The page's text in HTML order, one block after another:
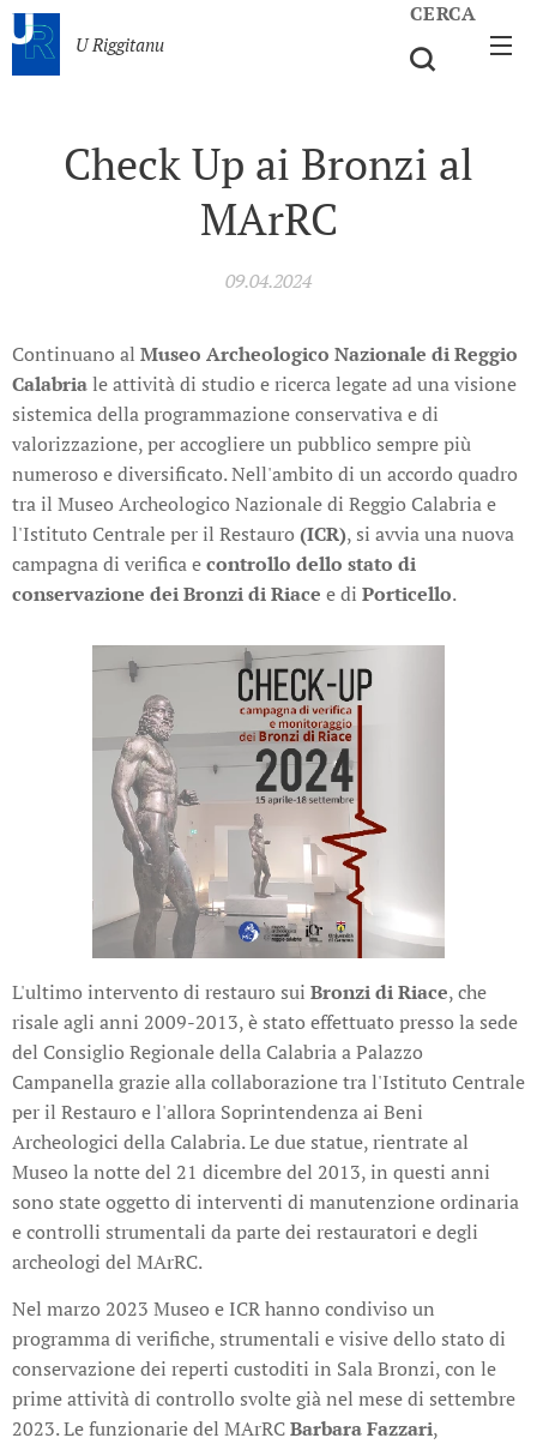
U Riggitanu
CERCA
Check Up ai Bronzi al
MArRC
09.04.2024
Continuano al Museo Archeologico Nazionale di Reggio
Calabriale attività di studio e ricerca legate ad una visione
sistemica della programmazione conservativa e di
valorizzazione, per accogliere un pubblico sempre più
numeroso e diversificato. Nell'ambito di un accordo quadro
tra il Museo Archeologico Nazionale di Reggio Calabria e
l'Istituto Centrale per il Restauro (ICR), si avvia una nuova
campagna di verifica econtrollo dello stato di
conservazione dei Bronzi di Riace e di Porticello.
L'ultimo intervento di restauro sui Bronzi di Riace, che
risale agli anni 2009-2013, è stato effettuato presso la sede
del Consiglio Regionale della Calabria a Palazzo
Campanella grazie alla collaborazione tra l'Istituto Centrale
per il Restauro e l'allora Soprintendenza ai Beni
Archeologici della Calabria. Le due statue, rientrate al
Museo la notte del 21 dicembre del 2013, in questi anni
sono state oggetto di interventi di manutenzione ordinaria
e controlli strumentali da parte dei restauratori e degli
archeologi del MArRC.
Nel marzo 2023 Museo e ICR hanno condiviso un
programma di verifiche, strumentali e visive dello stato di
conservazione dei reperti custoditi in Sala Bronzi, con le
prime attività di controllo svolte già nel mese di settembre
2023. Le funzionarie del MArRCBarbara Fazzari,